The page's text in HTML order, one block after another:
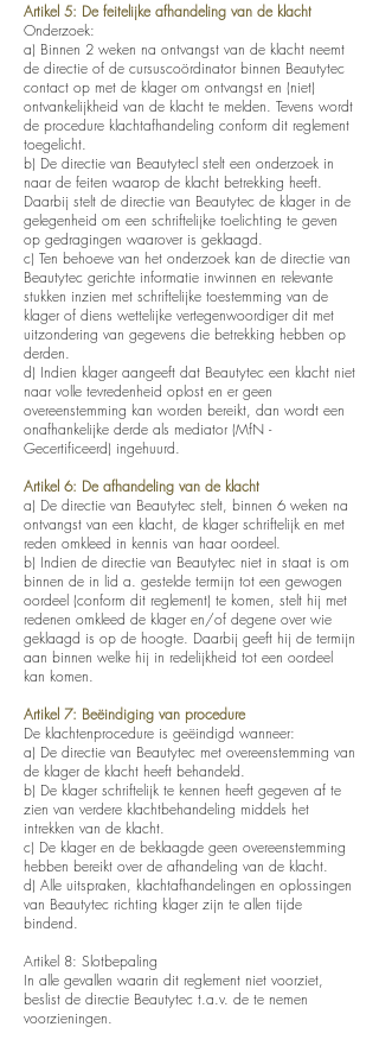
Artikel 5: De feitelijke afhandeling van de klacht
Onderzoek:
a) Binnen 2 weken na ontvangst van de klacht neemt
de directie of de cursuscoördinator binnen Beautytec
contact op met de klager om ontvangst en (niet)
ontvankelijkheid van de klacht te melden. Tevens wordt
de procedure klachtafhandeling conform dit reglement
toegelicht.
b) De directie van Beautytecl stelt een onderzoek in
naar de feiten waarop de klacht betrekking heeft.
Daarbij stelt de directie van Beautytec de klager in de
gelegenheid om een schriftelijke toelichting te geven
op gedragingen waarover is geklaagd.
c) Ten behoeve van het onderzoek kan de directie van
Beautytec gerichte informatie inwinnen en relevante
stukken inzien met schriftelijke toestemming van de
klager of diens wettelijke vertegenwoordiger dit met
uitzondering van gegevens die betrekking hebben op
derden.
d) Indien klager aangeeft dat Beautytec een klacht niet
naar volle tevredenheid oplost en er geen
overeenstemming kan worden bereikt, dan wordt een
onafhankelijke derde als mediator (MfN -
Gecertificeerd) ingehuurd.
Artikel 6: De afhandeling van de klacht
a) De directie van Beautytec stelt, binnen 6 weken na
ontvangst van een klacht, de klager schriftelijk en met
reden omkleed in kennis van haar oordeel.
b) Indien de directie van Beautytec niet in staat is om
binnen de in lid a. gestelde termijn tot een gewogen
oordeel (conform dit reglement) te komen, stelt hij met
redenen omkleed de klager en/of degene over wie
geklaagd is op de hoogte. Daarbij geeft hij de termijn
aan binnen welke hij in redelijkheid tot een oordeel
kan komen.
Artikel 7: Beëindiging van procedure
De klachtenprocedure is geëindigd wanneer:
a) De directie van Beautytec met overeenstemming van
de klager de klacht heeft behandeld.
b) De klager schriftelijk te kennen heeft gegeven af te
zien van verdere klachtbehandeling middels het
intrekken van de klacht.
c) De klager en de beklaagde geen overeenstemming
hebben bereikt over de afhandeling van de klacht.
d) Alle uitspraken, klachtafhandelingen en oplossingen
van Beautytec richting klager zijn te allen tijde
bindend.
Artikel 8: Slotbepaling
In alle gevallen waarin dit reglement niet voorziet,
beslist de directie Beautytec t.a.v. de te nemen
voorzieningen.